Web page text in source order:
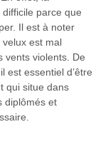
parce que
Il est à noter
velux est mal
vents violents. De
est essentiel d’être
qui situe dans
diplômés et